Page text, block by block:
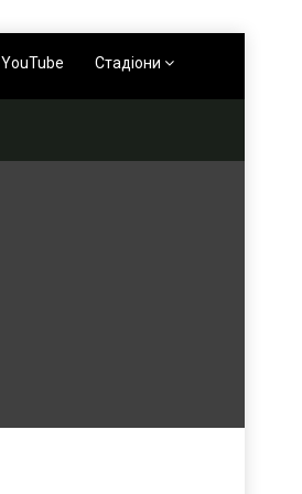
YouTube Стадіони